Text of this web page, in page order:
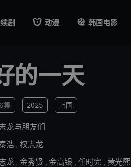
剧 动漫 韩国电影
的一天
集 2025 韩国
龙与朋友们
浩 , 权志龙
龙 , 金秀贤 , 金高银 , 任时完 , 黄光熙